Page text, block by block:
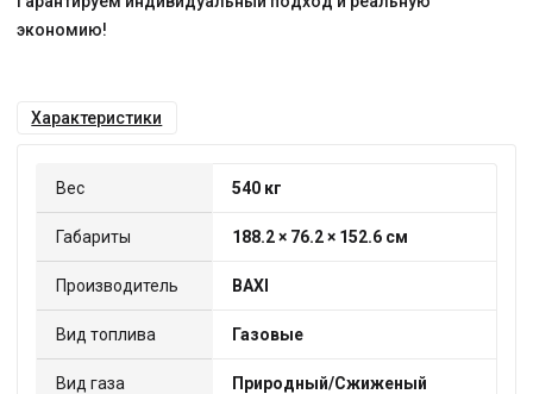
экономию!
Характеристики
Вес 540 кг
Габариты 188.2 × 76.2 × 152.6 см
Производитель BAXI
Вид топлива Газовые
Вид газа Природный/Сжиженый